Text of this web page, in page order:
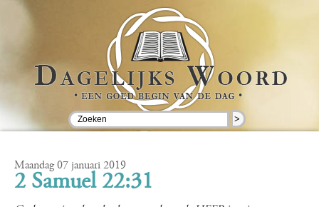
>
Maandag 07 januari 2019
2 Samuel 22:31